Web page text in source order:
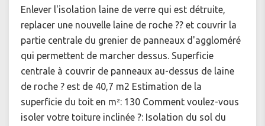
Enlever l'isolation laine de verre qui est détruite,
replacer une nouvelle laine de roche ?? et couvrir la
partie centrale du grenier de panneaux d'aggloméré
qui permettent de marcher dessus. Superficie
centrale à couvrir de panneaux au-dessus de laine
de roche ? est de 40,7 m2 Estimation de la
superficie du toit en m²: 130 Comment voulez-vous
isoler votre toiture inclinée ?: Isolation du sol du